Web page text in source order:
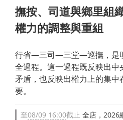
撫按、司道與鄉里組
權力的調整與重組
行省—三司—三堂—巡撫，是
全過程。這一過程既反映出
矛盾，也反映出權力上的集
要。
至08/09 16:00截止 全店，2026